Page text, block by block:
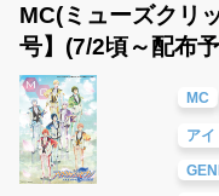
MC(ミューズクリ
号】(7/2頃～配布
MC
ア